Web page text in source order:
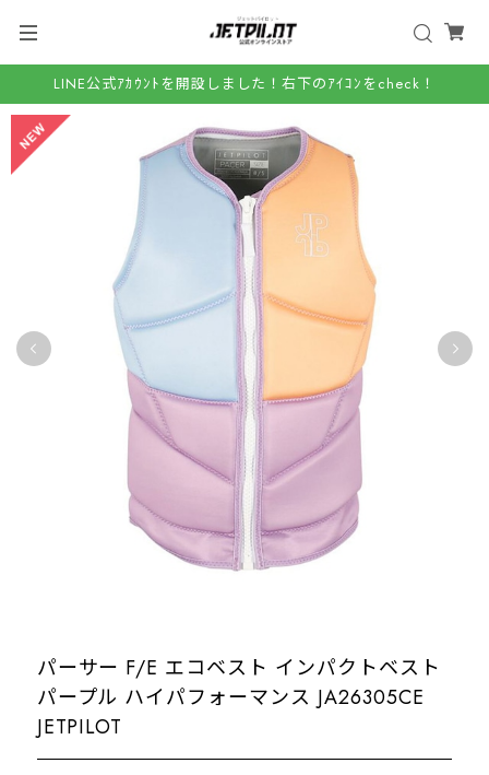
LINE公式ｱｶｳﾝﾄを開設しました！右下のｱｲｺﾝをcheck！
パーサー F/E エコベスト インパクトベスト
パープル ハイパフォーマンス JA26305CE
JETPILOT